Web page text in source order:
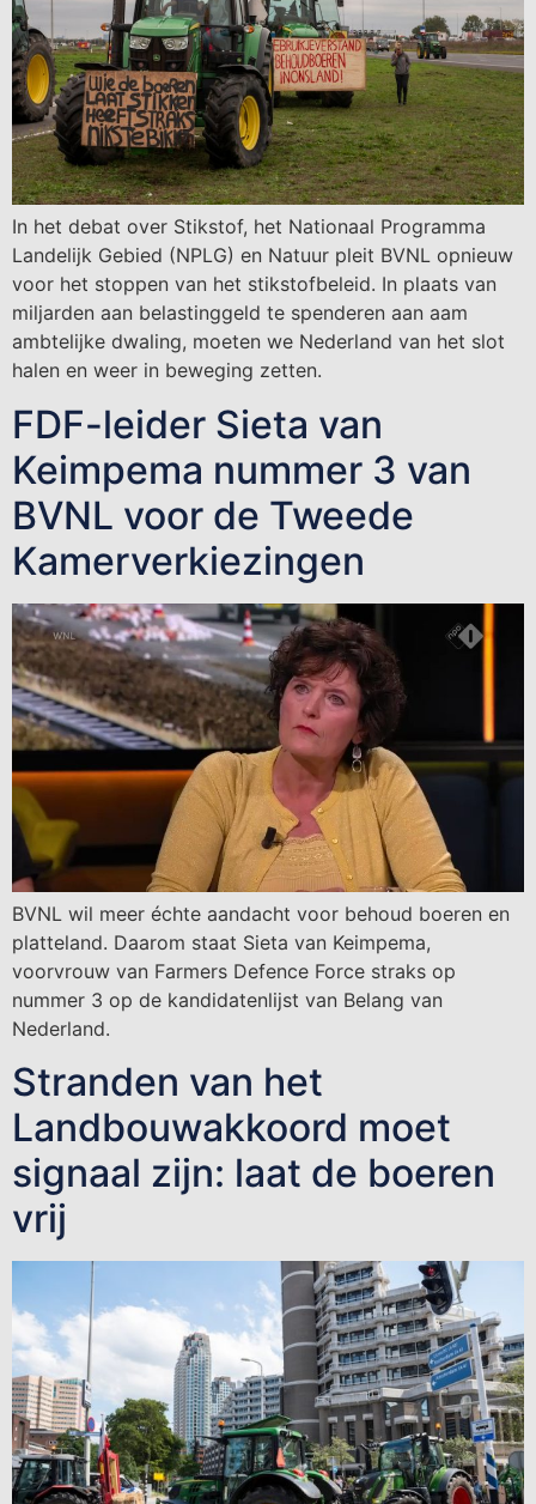
In het debat over Stikstof, het Nationaal Programma
Landelijk Gebied (NPLG) en Natuur pleit BVNL opnieuw
voor het stoppen van het stikstofbeleid. In plaats van
miljarden aan belastinggeld te spenderen aan aam
ambtelijke dwaling, moeten we Nederland van het slot
halen en weer in beweging zetten.
FDF-leider Sieta van
Keimpema nummer 3 van
BVNL voor de Tweede
Kamerverkiezingen
BVNL wil meer échte aandacht voor behoud boeren en
platteland. Daarom staat Sieta van Keimpema,
voorvrouw van Farmers Defence Force straks op
nummer 3 op de kandidatenlijst van Belang van
Nederland.
Stranden van het
Landbouwakkoord moet
signaal zijn: laat de boeren
vrij